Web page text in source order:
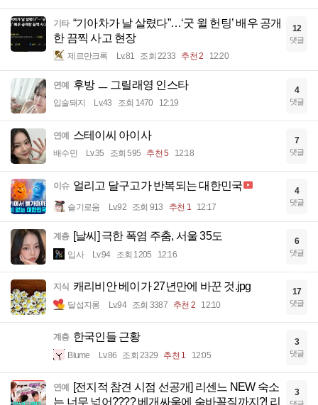
기타 “기아차가 날 살렸다”…‘굿 윌 헌팅’ 배우 공개
한 끔찍 사고 현장
제르만크록 Lv.81 조회 2233 추천 2 12:20
12
댓글
연예 후방 ㅡ 그릴래영 인스타
입술돼지 Lv.43 조회 1470 12:19
4
댓글
연예 스테이씨 아이사
배수민 Lv.35 조회 595 추천 5 12:18
7
댓글
이슈 얼리고 달구고가 반복되는 대한민국
슬기로움 Lv.92 조회 913 추천 1 12:17
4
댓글
계층 [날씨] 극한 폭염 주춤, 서울 35도
입사 Lv.94 조회 1205 12:16
6
댓글
지식 캐리비안 베이가 27년만에 바꾼 것.jpg
달섭지롱 Lv.94 조회 3387 추천 2 12:10
17
댓글
계층 한국인들 근황
Blume Lv.86 조회 2329 추천 1 12:05
3
댓글
연예 [전지적 참견 시점 선공개] 리센느 NEW 숙소
는 너무 넓어???? 베개싸움에 숨바꼭질까지?! 리
3